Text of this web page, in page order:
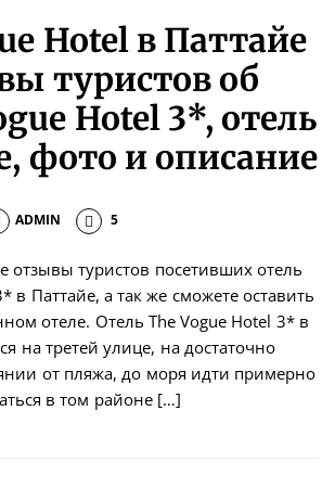
Hotel в Паттайе
туристов об
Hotel 3*, отель
фото и описание
ADMIN 5
отзывы туристов посетивших отель
в Паттайе, а так же сможете оставить
отеле. Отель The Vogue Hotel 3* в
на третей улице, на достаточно
от пляжа, до моря идти примерно
в том районе […]